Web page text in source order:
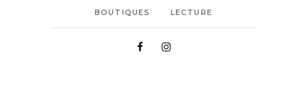
BOUTIQUES
LECTURE